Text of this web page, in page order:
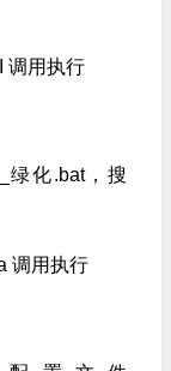
调用执行
绿化.bat，搜
调用执行